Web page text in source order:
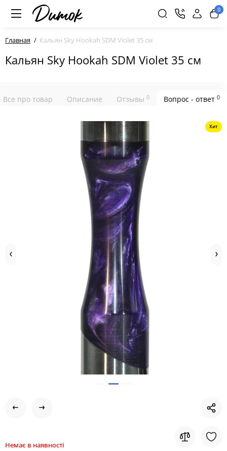
0
Главная Кальян Sky Hookah SDM Violet 35 см
Кальян Sky Hookah SDM Violet 35 см
Все про товар Описание Отзывы 0 Вопрос - ответ 0
Хит
Немає в наявності